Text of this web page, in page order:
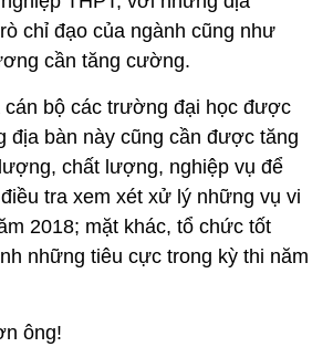
chỉ đạo của ngành cũng như
cần tăng cường.
cán bộ các trường đại học được
địa bàn này cũng cần được tăng
chất lượng, nghiệp vụ để
tra xem xét xử lý những vụ vi
2018; mặt khác, tổ chức tốt
những tiêu cực trong kỳ thi năm
ông!